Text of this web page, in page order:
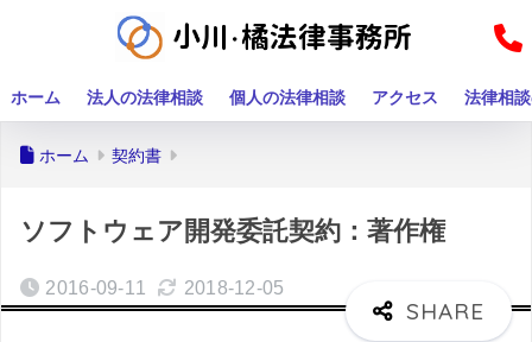
ホーム 法人の法律相談 個人の法律相談 アクセス 法律相
ホーム 契約書
ソフトウェア開発委託契約：著作権
2016-09-11 2018-12-05